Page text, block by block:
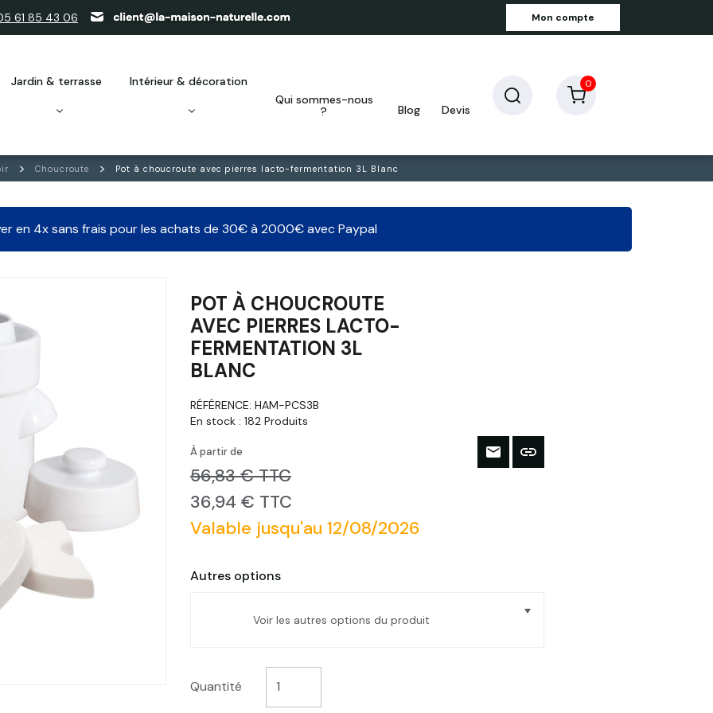
61 85 43 06 Mon compte
jardin & terrasse
intérieur & décoration
qui sommes-nous
?
blog devis
0
Choucroute Pot à choucroute avec pierres lacto-fermentation 3L Blanc
en 4x sans frais pour les achats de 30€ à 2000€ avec Paypal
POT À CHOUCROUTE
AVEC PIERRES LACTO-
FERMENTATION 3L
BLANC
RÉFÉRENCE: HAM-PCS3B
En stock : 182 Produits
À partir de
56,83 € TTC
36,94 € TTC
Valable jusqu'au 12/08/2026
Autres options
Voir les autres options du produit
Pot à choucroute avec pierres lacto-fermentation
3L Gris
Quantité